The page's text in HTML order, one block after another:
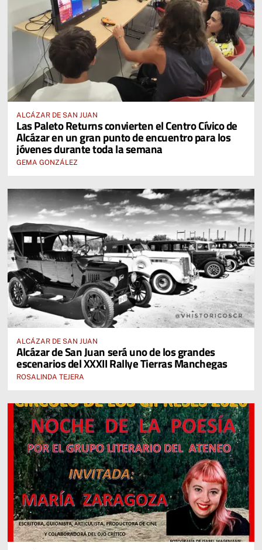
ALCÁZAR DE SAN JUAN
Las Paleto Returns convierten el Centro Cívico de
Alcázar en un gran punto de encuentro para los
jóvenes durante toda la semana
GEMA GONZÁLEZ
ALCÁZAR DE SAN JUAN
Alcázar de San Juan será uno de los grandes
escenarios del XXXII Rallye Tierras Manchegas
ROSALINDA TEJERA